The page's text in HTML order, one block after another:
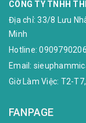
CÔNG TY TNHH
Địa chỉ:33/8 Lưu
Minh
Hotline:0909790206
Email:
Giờ Làm Việc: T2-
FANPAGE